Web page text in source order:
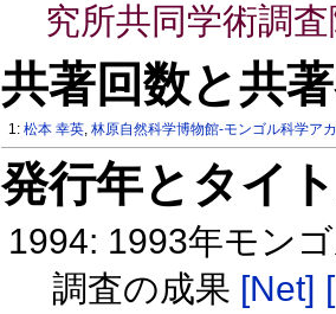
究所共同学術調
共著回数と共
1:松本 幸英,林原自然科学博物館-モンゴル科学ア
発行年とタイ
1994: 1993年モン
調査の成果 [Net]